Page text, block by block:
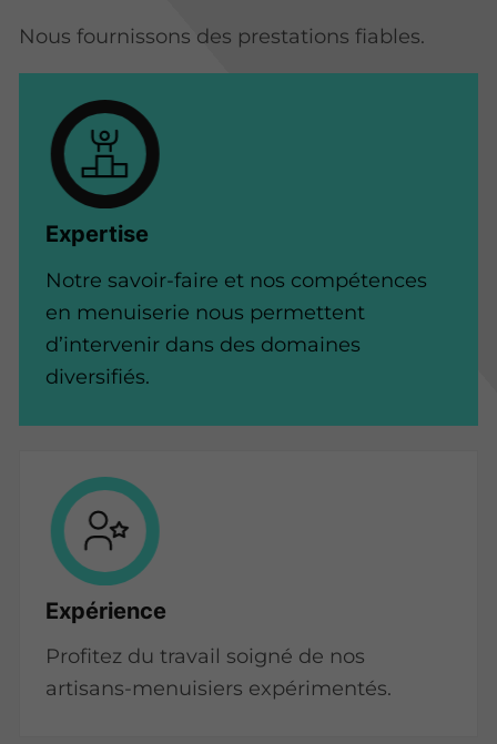
Nous fournissons des prestations fiables.
Expertise
Notre savoir-faire et nos compétences
en menuiserie nous permettent
d’intervenir dans des domaines
diversifiés.
Expérience
Profitez du travail soigné de nos
artisans-menuisiers expérimentés.